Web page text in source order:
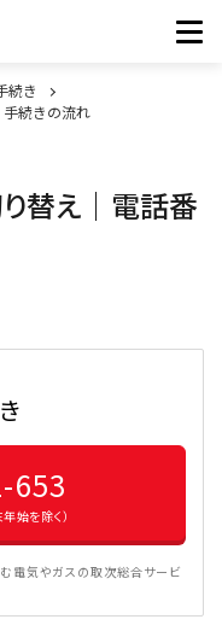
続き
手続きの流れ
り替え｜電話番
653
を除く）
電気やガスの取次総合サービ